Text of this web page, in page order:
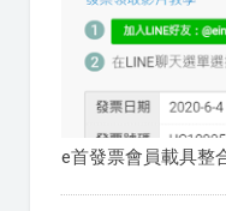
e首發票會員載具整